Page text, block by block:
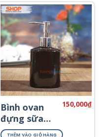
Bình ovan
đựng sữa
tắm gội
150,000₫
THÊM VÀO GIỎ HÀNG